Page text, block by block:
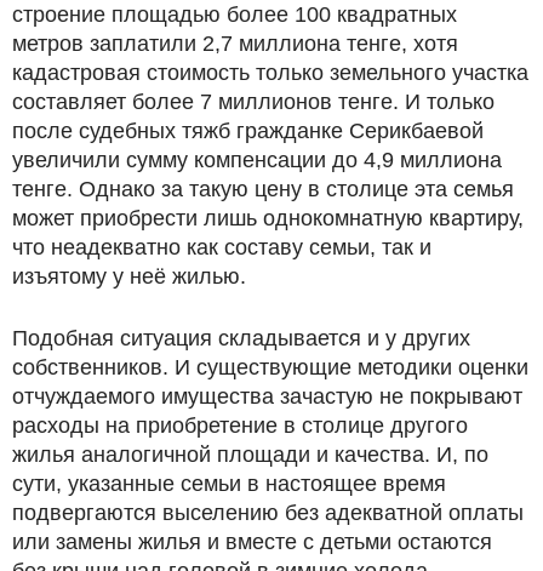
строение площадью более 100 квадратных
метров заплатили 2,7 миллиона тенге, хотя
кадастровая стоимость только земельного участка
составляет более 7 миллионов тенге. И только
после судебных тяжб гражданке Серикбаевой
увеличили сумму компенсации до 4,9 миллиона
тенге. Однако за такую цену в столице эта семья
может приобрести лишь однокомнатную квартиру,
что неадекватно как составу семьи, так и
изъятому у неё жилью.
Подобная ситуация складывается и у других
собственников. И существующие методики оценки
отчуждаемого имущества зачастую не покрывают
расходы на приобретение в столице другого
жилья аналогичной площади и качества. И, по
сути, указанные семьи в настоящее время
подвергаются выселению без адекватной оплаты
или замены жилья и вместе с детьми остаются